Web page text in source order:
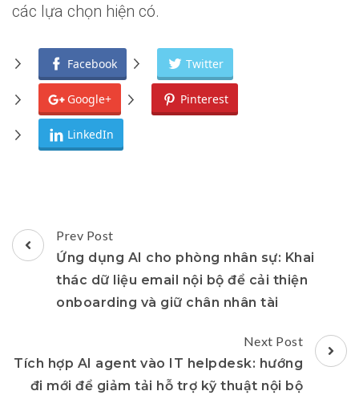
các lựa chọn hiện có.
Facebook Twitter
Google+ Pinterest
LinkedIn
Post
Navigation
Prev Post
Ứng dụng AI cho phòng nhân sự: Khai
thác dữ liệu email nội bộ để cải thiện
onboarding và giữ chân nhân tài
Next Post
Tích hợp AI agent vào IT helpdesk: hướng
đi mới để giảm tải hỗ trợ kỹ thuật nội bộ